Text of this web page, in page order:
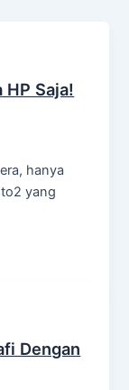
HP Saja!
hanya
yang
Dengan